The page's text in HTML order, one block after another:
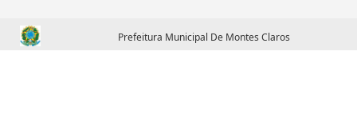
Prefeitura Municipal De Montes Claros